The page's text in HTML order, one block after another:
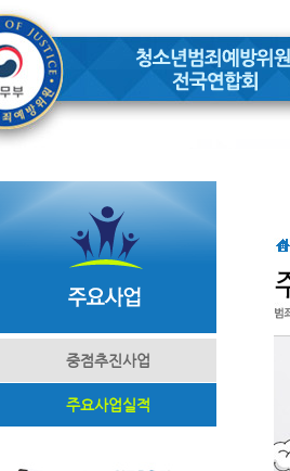
중점추진사업
주요사업실적